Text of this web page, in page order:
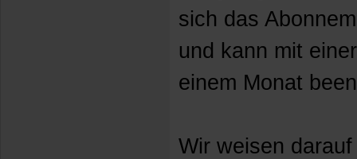
sich das
und kann mit
einem Monat
Wir weisen